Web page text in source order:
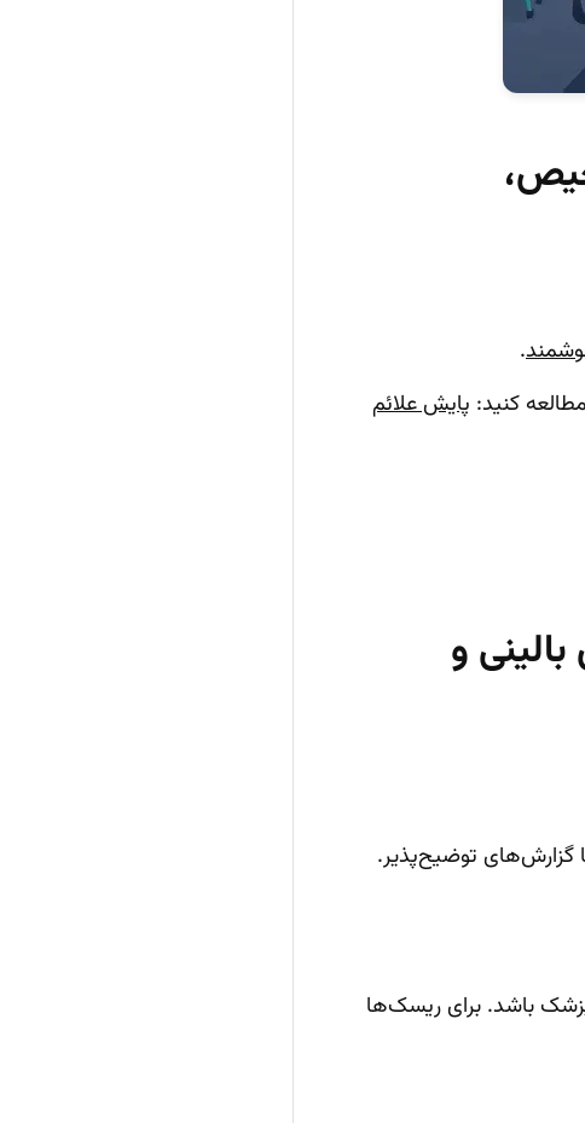
.
کنید: پایش علائم
و
گزارش‌های توضیح‌پذیر.
باشد. برای ریسک‌ها